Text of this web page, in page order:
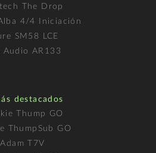
The Drop
4/4 Iniciación
SM58 LCE
Audio AR133
destacados
Thump GO
ThumpSub GO
Adam T7V